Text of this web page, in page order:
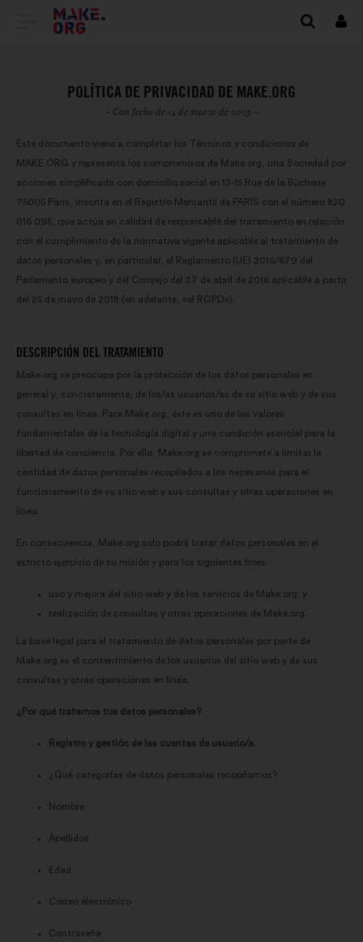
IR
LA
PÁGINA
DE
INICIO
DE
MAKE.ORG
POLÍTICA DE PRIVACIDAD DE MAKE.ORG
- Con fecha de 14 de marzo de 2023 -
Este documento viene a completar los Términos y condiciones de
MAKE.ORG y representa los compromisos de Make.org, una Sociedad por
acciones simplificada con domicilio social en 13-15 Rue de la Bûcherie
75005 Paris, inscrita en el Registro Mercantil de PARÍS con el número 820
016 095, que actúa en calidad de responsable del tratamiento en relación
con el cumplimiento de la normativa vigente aplicable al tratamiento de
datos personales y, en particular, el Reglamento (UE) 2016/679 del
Parlamento europeo y del Consejo del 27 de abril de 2016 aplicable a partir
del 25 de mayo de 2018 (en adelante, «el RGPD»).
DESCRIPCIÓN DEL TRATAMIENTO
Make.org se preocupa por la protección de los datos personales en
general y, concretamente, de los/as usuarios/as de su sitio web y de sus
consultas en línea. Para Make.org, éste es uno de los valores
fundamentales de la tecnología digital y una condición esencial para la
libertad de conciencia. Por ello, Make.org se compromete a limitar la
cantidad de datos personales recopilados a los necesarios para el
funcionamiento de su sitio web y sus consultas y otras operaciones en
línea.
En consecuencia, Make.org solo podrá tratar datos personales en el
estricto ejercicio de su misión y para los siguientes fines:
uso y mejora del sitio web y de los servicios de Make.org; y
realización de consultas y otras operaciones de Make.org.
La base legal para el tratamiento de datos personales por parte de
Make.org es el consentimiento de los usuarios del sitio web y de sus
consultas y otras operaciones en línea.
¿Por qué tratamos tus datos personales?
Registro y gestión de las cuentas de usuario/a.
¿Qué categorías de datos personales recopilamos?
Nombre
Apellidos
Edad
Correo electrónico
Contraseña